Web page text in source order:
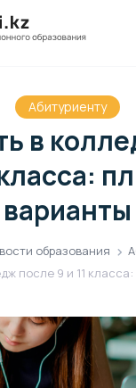
Абитуриенту
в
варианты
образования
после 9 и 11